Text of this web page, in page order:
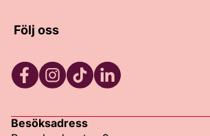
Följ oss
Besöksadress